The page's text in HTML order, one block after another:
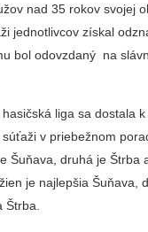
nad 35 rokov svojej
jednotlivcov získal
bol odovzdaný na
liga sa dostala
v priebežnom
Šuňava, druhá je Štrba
je najlepšia Šuňava,
Štrba.